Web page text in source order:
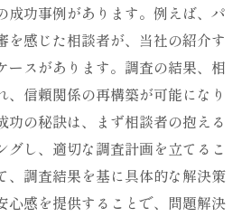
成功事例があります。例えば、パ
を感じた相談者が、当社の紹介す
ースがあります。調査の結果、相
、信頼関係の再構築が可能になり
功の秘訣は、まず相談者の抱える
グし、適切な調査計画を立てるこ
、調査結果を基に具体的な解決策
心感を提供することで、問題解決